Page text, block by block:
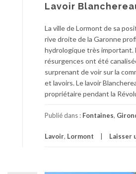
Lavoir
La ville de Lormont de sa
rive droite de la Garonne
hydrologique très important.
résurgences ont été
surprenant de voir sur la
et lavoirs. Le lavoir
propriétaire pendant la
Publié dans : Fontaines,
Lavoir, Lormont Laisser